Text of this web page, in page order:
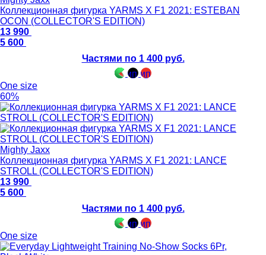
Коллекционная фигурка YARMS X F1 2021: ESTEBAN
OCON (COLLECTOR'S EDITION)
13 990
5 600
Частями по 1 400 руб.
One size
60%
Mighty Jaxx
Коллекционная фигурка YARMS X F1 2021: LANCE
STROLL (COLLECTOR'S EDITION)
13 990
5 600
Частями по 1 400 руб.
One size